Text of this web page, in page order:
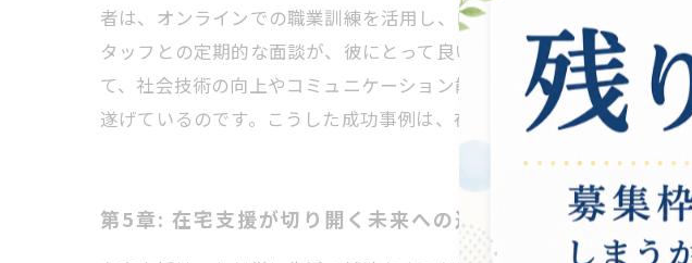
者は、オンラインでの職業訓練を活用し、自分の強みを観察するこ
タッフとの定期的な面談が、彼にとって良い刺激となり、モチベー
て、社会技術の向上やコミュニケーション能力の強化を実感してい
遂げているのです。こうした成功事例は、在宅支援の重要性と価値を
第5章: 在宅支援が切り開く未来への道